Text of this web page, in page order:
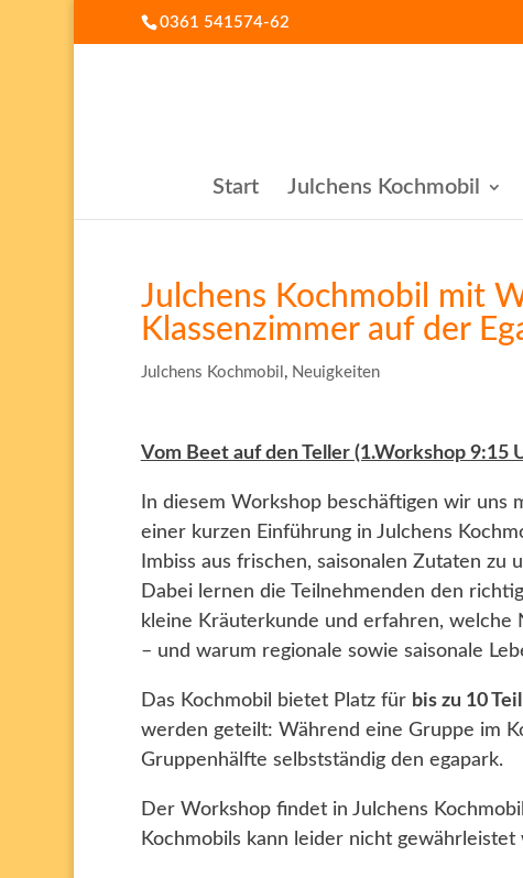
0361 541574-62
Start Julchens Kochmobil
Julchens Kochmobil mit
Klassenzimmer auf der
Julchens Kochmobil , Neuigkeiten
Vom Beet auf den Teller (1.Workshop 9:15
In diesem Workshop beschäftigen wir uns
einer kurzen Einführung in Julchens
Imbiss aus frischen, saisonalen Zutaten
Dabei lernen die Teilnehmenden den
kleine Kräuterkunde und erfahren,
– und warum regionale sowie saisonale
Das Kochmobil bietet Platz für bis zu 10
werden geteilt: Während eine Gruppe im
Gruppenhälfte selbstständig den egapark.
Der Workshop findet in Julchens
Kochmobils kann leider nicht gewährleistet